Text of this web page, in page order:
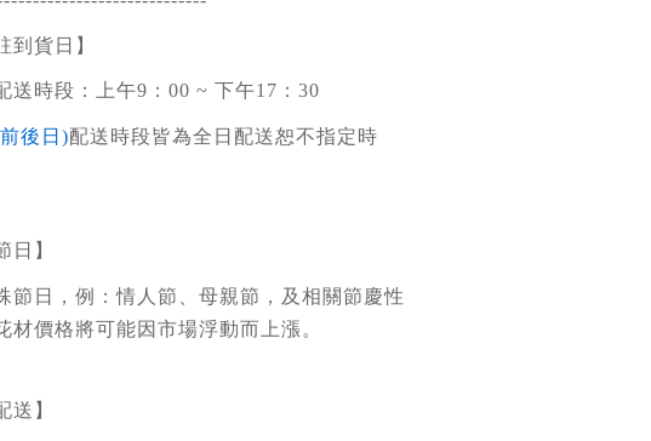
到貨日】
送時段：上午9：00 ~ 下午17：30
後日)配送時段皆為全日配送恕不指定時
日】
節日，例：情人節、母親節，及相關節慶性
材價格將可能因市場浮動而上漲。
送】